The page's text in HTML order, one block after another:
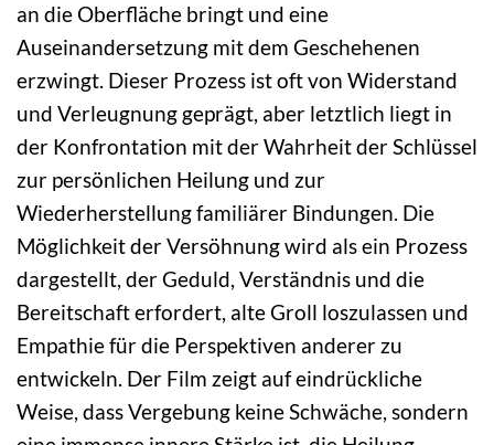
an die Oberfläche bringt und eine
Auseinandersetzung mit dem Geschehenen
erzwingt. Dieser Prozess ist oft von Widerstand
und Verleugnung geprägt, aber letztlich liegt in
der Konfrontation mit der Wahrheit der Schlüssel
zur persönlichen Heilung und zur
Wiederherstellung familiärer Bindungen. Die
Möglichkeit der Versöhnung wird als ein Prozess
dargestellt, der Geduld, Verständnis und die
Bereitschaft erfordert, alte Groll loszulassen und
Empathie für die Perspektiven anderer zu
entwickeln. Der Film zeigt auf eindrückliche
Weise, dass Vergebung keine Schwäche, sondern